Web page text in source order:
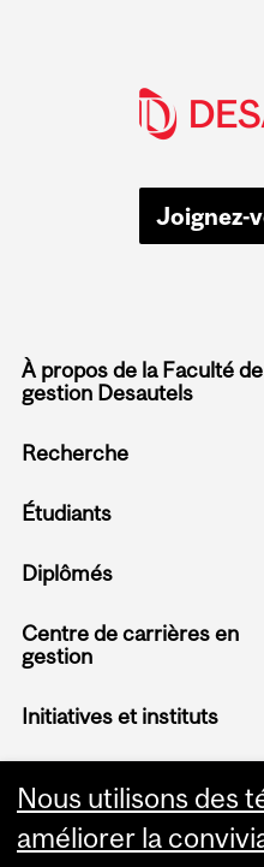
Joignez-
À propos de la Faculté de
gestion Desautels
Recherche
Étudiants
Diplômés
Centre de carrières en
gestion
Initiatives et instituts
Nous utilisons des
améliorer la